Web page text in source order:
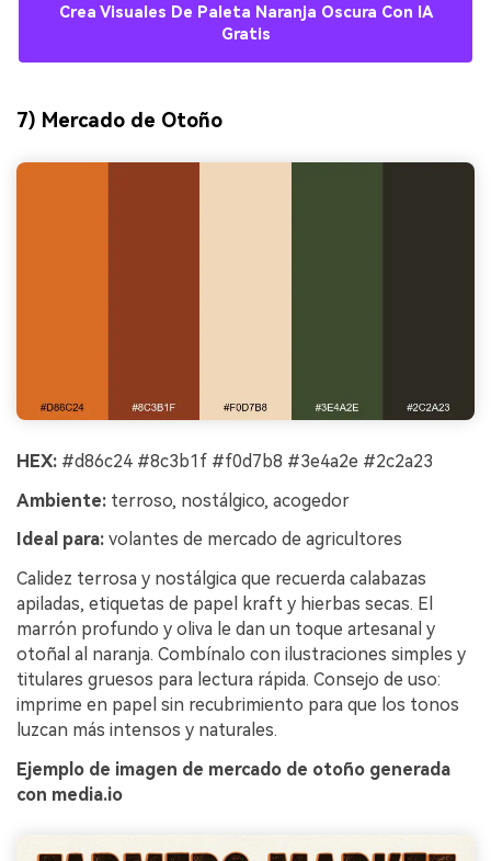
Crea Visuales De Paleta Naranja Oscura Con IA
Gratis
7) Mercado de Otoño
HEX: #d86c24 #8c3b1f #f0d7b8 #3e4a2e #2c2a23
Ambiente: terroso, nostálgico, acogedor
Ideal para: volantes de mercado de agricultores
Calidez terrosa y nostálgica que recuerda calabazas
apiladas, etiquetas de papel kraft y hierbas secas. El
marrón profundo y oliva le dan un toque artesanal y
otoñal al naranja. Combínalo con ilustraciones simples y
titulares gruesos para lectura rápida. Consejo de uso:
imprime en papel sin recubrimiento para que los tonos
luzcan más intensos y naturales.
Ejemplo de imagen de mercado de otoño generada
con media.io